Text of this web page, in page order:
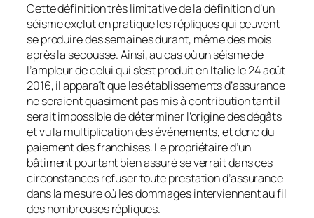
Cette définition très limitative de la définition d’un
séisme exclut en pratique les répliques qui peuvent
se produire des semaines durant, même des mois
après la secousse. Ainsi, au cas où un séisme de
l’ampleur de celui qui s’est produit en Italie le 24 août
2016, il apparaît que les établissements d’assurance
ne seraient quasiment pas mis à contribution tant il
serait impossible de déterminer l’origine des dégâts
et vu la multiplication des événements, et donc du
paiement des franchises. Le propriétaire d’un
bâtiment pourtant bien assuré se verrait dans ces
circonstances refuser toute prestation d’assurance
dans la mesure où les dommages interviennent au fil
des nombreuses répliques.